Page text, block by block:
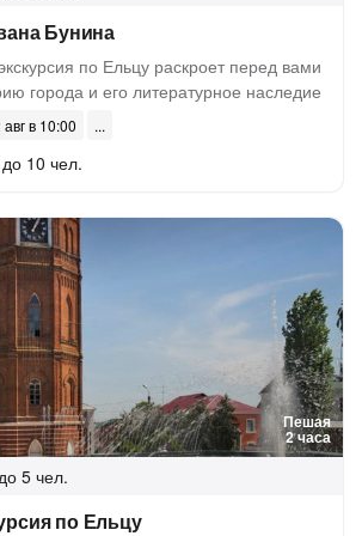
Бунина
по Ельцу раскроет перед вами
города и его литературное наследие
авг в 10:00
10 чел.
Пешая
2 часа
5 чел.
по Ельцу